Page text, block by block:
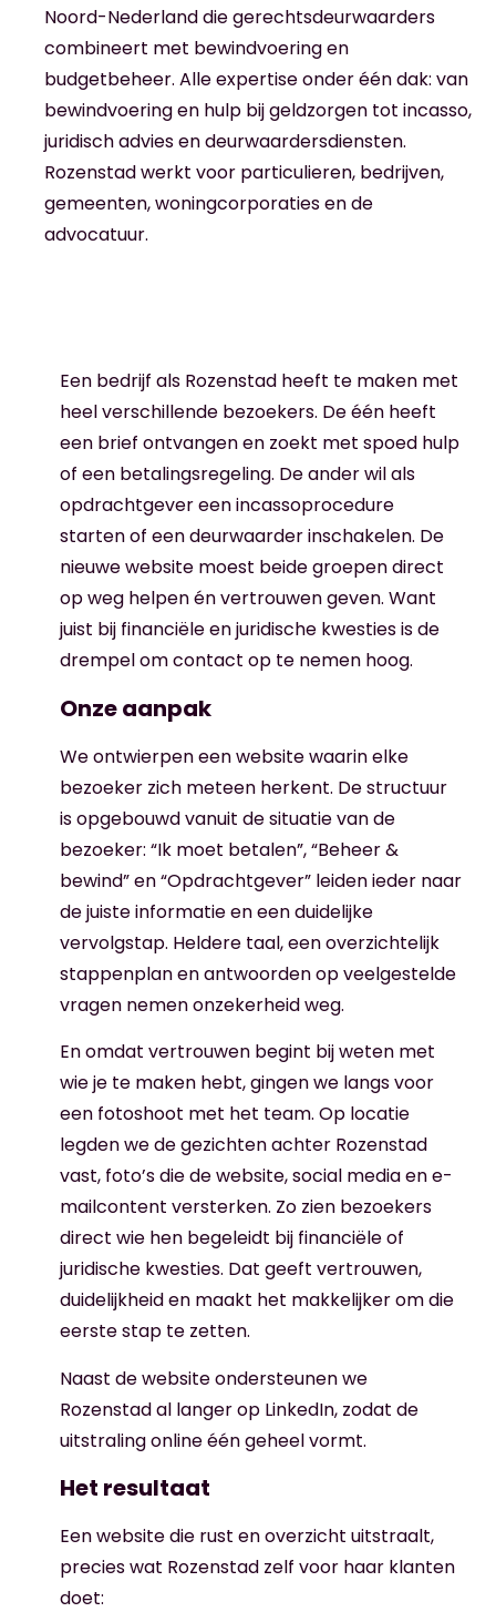
Noord-Nederland die gerechtsdeurwaarders
combineert met bewindvoering en
budgetbeheer. Alle expertise onder één dak: van
bewindvoering en hulp bij geldzorgen tot incasso,
juridisch advies en deurwaardersdiensten.
Rozenstad werkt voor particulieren, bedrijven,
gemeenten, woningcorporaties en de
advocatuur.
Een bedrijf als Rozenstad heeft te maken met
heel verschillende bezoekers. De één heeft
een brief ontvangen en zoekt met spoed hulp
of een betalingsregeling. De ander wil als
opdrachtgever een incassoprocedure
starten of een deurwaarder inschakelen. De
nieuwe website moest beide groepen direct
op weg helpen én vertrouwen geven. Want
juist bij financiële en juridische kwesties is de
drempel om contact op te nemen hoog.
Onze aanpak
We ontwierpen een website waarin elke
bezoeker zich meteen herkent. De structuur
is opgebouwd vanuit de situatie van de
bezoeker: “Ik moet betalen”, “Beheer &
bewind” en “Opdrachtgever” leiden ieder naar
de juiste informatie en een duidelijke
vervolgstap. Heldere taal, een overzichtelijk
stappenplan en antwoorden op veelgestelde
vragen nemen onzekerheid weg.
En omdat vertrouwen begint bij weten met
wie je te maken hebt, gingen we langs voor
een fotoshoot met het team. Op locatie
legden we de gezichten achter Rozenstad
vast, foto’s die de website, social media en e-
mailcontent versterken. Zo zien bezoekers
direct wie hen begeleidt bij financiële of
juridische kwesties. Dat geeft vertrouwen,
duidelijkheid en maakt het makkelijker om die
eerste stap te zetten.
Naast de website ondersteunen we
Rozenstad al langer op LinkedIn, zodat de
uitstraling online één geheel vormt.
Het resultaat
Een website die rust en overzicht uitstraalt,
precies wat Rozenstad zelf voor haar klanten
doet: